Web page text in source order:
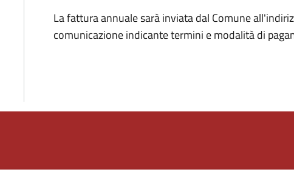
La fattura annuale sarà inviata dal Comune
comunicazione indicante termini e modalità di